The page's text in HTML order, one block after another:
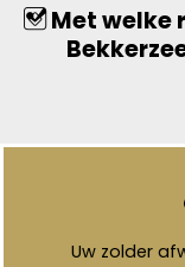
Met welke
Uw zolder